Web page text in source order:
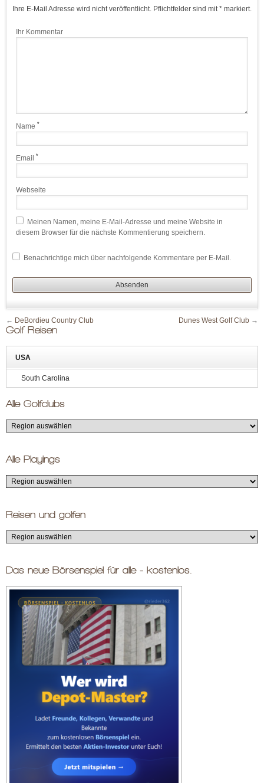
Ihre E-Mail Adresse wird nicht veröffentlicht. Pflichtfelder sind mit * markiert.
Ihr Kommentar
Name *
Email *
Webseite
Meinen Namen, meine E-Mail-Adresse und meine Website in
diesem Browser für die nächste Kommentierung speichern.
Benachrichtige mich über nachfolgende Kommentare per E-Mail.
← DeBordieu Country Club Dunes West Golf Club →
Golf Reisen
USA
South Carolina
Alle Golfclubs
Alle Playings
Reisen und golfen
Das neue Börsenspiel für alle - kostenlos.